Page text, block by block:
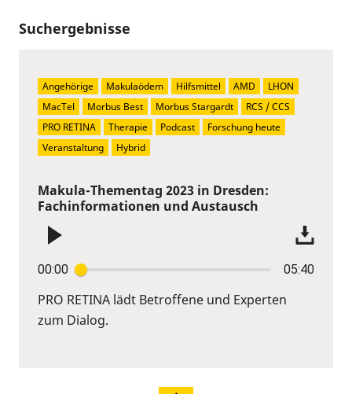
Suchergebnisse
Makula-Thementag 2023 in Dresden:
Fachinformationen und Austausch
00:00 05:40
PRO RETINA lädt Betroffene und Experten
zum Dialog.
Angehörige Makulaödem Hilfsmittel AMD
LHON
MacTel
Morbus Best Morbus Stargardt
RCS / CCS
PRO RETINA
Therapie Podcast
Forschung heute
Veranstaltung
Hybrid